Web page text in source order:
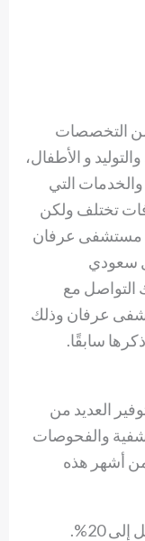
التخصصات
و الأطفال،
والخدمات التي
تختلف ولكن
مستشفى عرفان
سعودي إلى 400 ريال سعودي
التواصل مع
عرفان وذلك
سابقًا.
العديد من
والفحوصات
أشهر هذه
20%.